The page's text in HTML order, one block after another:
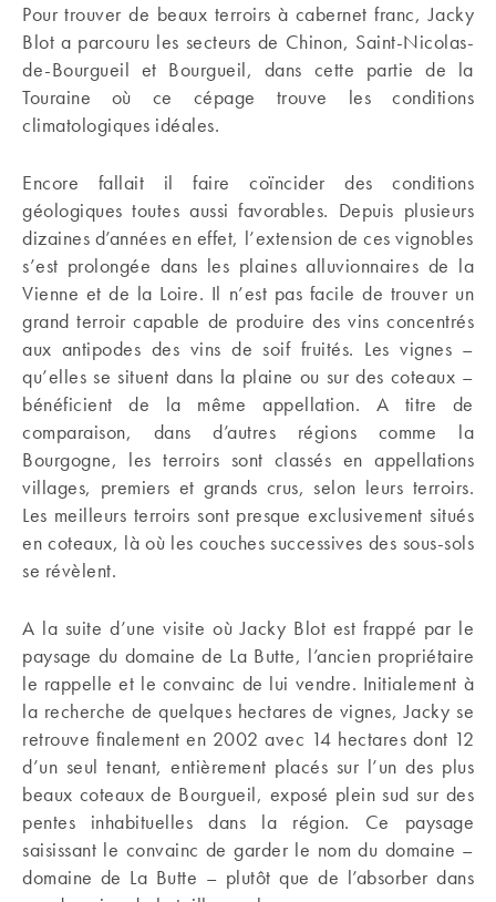
Pour trouver de beaux terroirs à cabernet franc, Jacky
Blot a parcouru les secteurs de Chinon, Saint-Nicolas-
de-Bourgueil et Bourgueil, dans cette partie de la
Touraine où ce cépage trouve les conditions
climatologiques idéales.
Encore fallait il faire coïncider des conditions
géologiques toutes aussi favorables. Depuis plusieurs
dizaines d’années en effet, l’extension de ces vignobles
s’est prolongée dans les plaines alluvionnaires de la
Vienne et de la Loire. Il n’est pas facile de trouver un
grand terroir capable de produire des vins concentrés
aux antipodes des vins de soif fruités. Les vignes –
qu’elles se situent dans la plaine ou sur des coteaux –
bénéficient de la même appellation. A titre de
comparaison, dans d’autres régions comme la
Bourgogne, les terroirs sont classés en appellations
villages, premiers et grands crus, selon leurs terroirs.
Les meilleurs terroirs sont presque exclusivement situés
en coteaux, là où les couches successives des sous-sols
se révèlent.
A la suite d’une visite où Jacky Blot est frappé par le
paysage du domaine de La Butte, l’ancien propriétaire
le rappelle et le convainc de lui vendre. Initialement à
la recherche de quelques hectares de vignes, Jacky se
retrouve finalement en 2002 avec 14 hectares dont 12
d’un seul tenant, entièrement placés sur l’un des plus
beaux coteaux de Bourgueil, exposé plein sud sur des
pentes inhabituelles dans la région. Ce paysage
saisissant le convainc de garder le nom du domaine –
domaine de La Butte – plutôt que de l’absorber dans